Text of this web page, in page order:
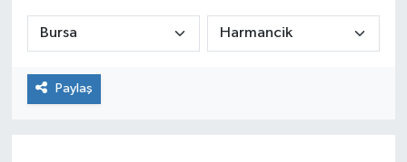
Paylaş
ÇEVRE
İLÇELER